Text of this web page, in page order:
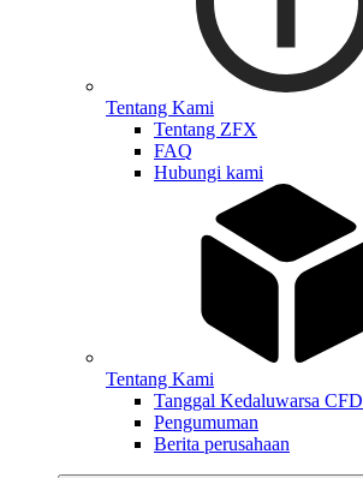
Tentang Kami
Tentang ZFX
FAQ
Hubungi kami
Tentang Kami
Tanggal Kedaluwarsa CFD
Pengumuman
Berita perusahaan